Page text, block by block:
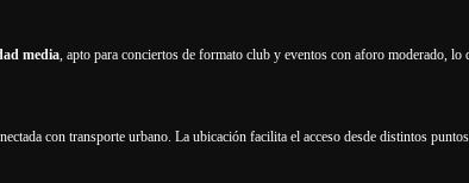
media, apto para conciertos de formato club y eventos con aforo moderado,
con transporte urbano. La ubicación facilita el acceso desde distintos